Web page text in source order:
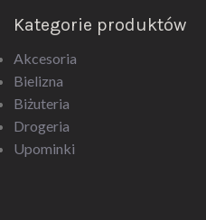
Kategorie produktów
Akcesoria
Bielizna
Biżuteria
Drogeria
Upominki